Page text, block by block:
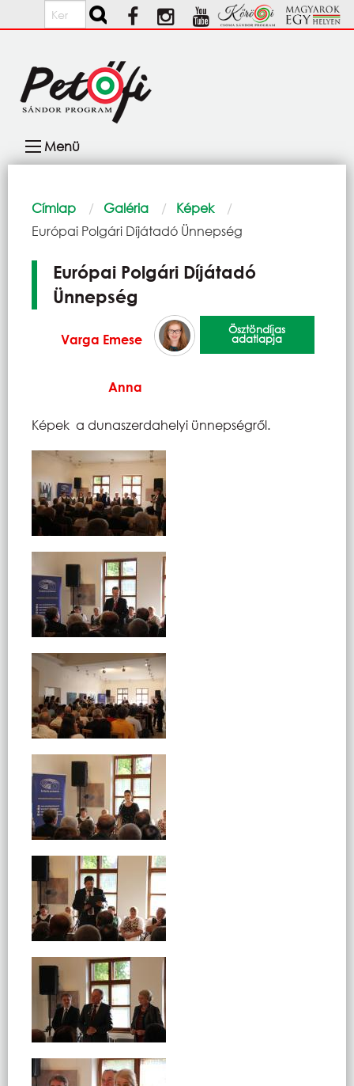
Ugrás a tartalomra
Keresés
navigáció
Menü
Morzsa
Címlap Galéria
Képek
Current:
Európai Polgári Díjátadó Ünnepség
Európai Polgári Díjátadó
Ünnepség
Varga Emese
Anna
Ösztöndíjas
adatlapja
Képek a dunaszerdahelyi ünnepségről.